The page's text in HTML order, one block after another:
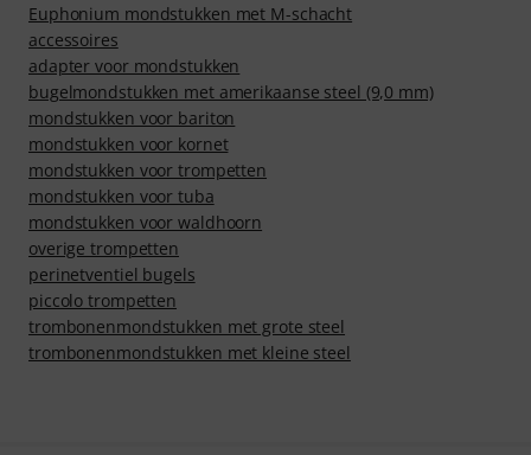
Euphonium mondstukken met M-schacht
accessoires
adapter voor mondstukken
bugelmondstukken met amerikaanse steel (9,0 mm)
mondstukken voor bariton
mondstukken voor kornet
mondstukken voor trompetten
mondstukken voor tuba
mondstukken voor waldhoorn
overige trompetten
perinetventiel bugels
piccolo trompetten
trombonenmondstukken met grote steel
trombonenmondstukken met kleine steel